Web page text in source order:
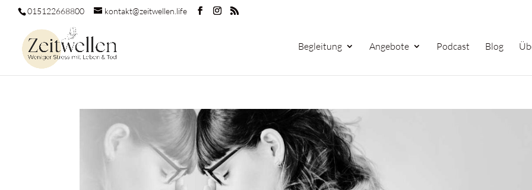
015122668800 kontakt@zeitwellen.life
Begleitung Angebote Podcast Blog